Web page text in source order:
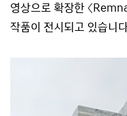
영상으로 확장한 〈
작품이 전시되고 있습니